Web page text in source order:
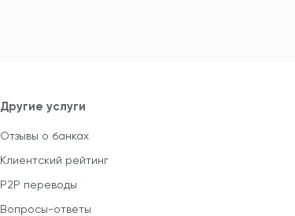
Другие услуги
Отзывы о банках
Клиентский рейтинг
P2P переводы
Вопросы-ответы